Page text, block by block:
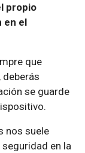
propio
en el
que
deberás
se guarde
nos suele
en la